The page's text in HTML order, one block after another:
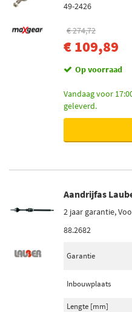
49-2426
€ 274,72
€ 109,89
Op voorraad
Vandaag voor
geleverd.
Aandrijfas
2 jaar garantie,
88.2682
Garantie
Inbouwplaats
Lengte [mm]